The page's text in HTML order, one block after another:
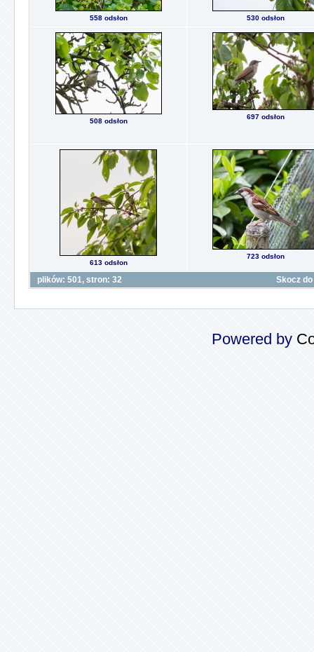
558 odsłon 530 odsłon
508 odsłon
697 odsłon
613 odsłon
723 odsłon
plików: 501, stron: 32 Skocz
Powered by